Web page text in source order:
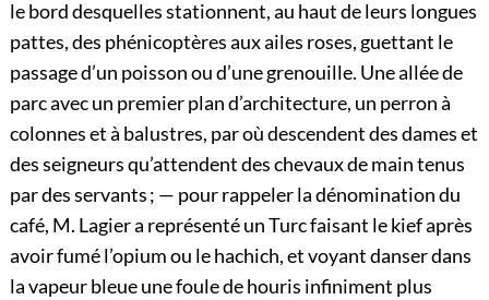
le bord desquelles stationnent, au haut de leurs longues
pattes, des phénicoptères aux ailes roses, guettant le
passage d’un poisson ou d’une grenouille. Une allée de
parc avec un premier plan d’architecture, un perron à
colonnes et à balustres, par où descendent des dames et
des seigneurs qu’attendent des chevaux de main tenus
par des servants ; — pour rappeler la dénomination du
café, M. Lagier a représenté un Turc faisant le kief après
avoir fumé l’opium ou le hachich, et voyant danser dans
la vapeur bleue une foule de houris infiniment plus